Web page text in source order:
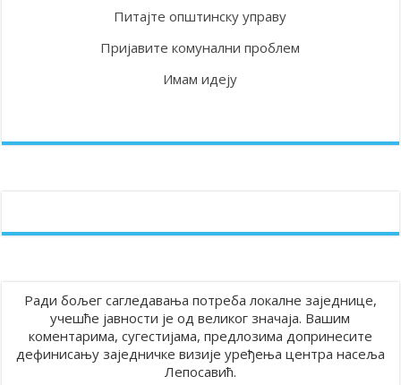
Питајте општинску управу
Пријавите комунални проблем
Имам идеју
Ради бољег сагледавања потреба локалне заједнице,
учешће јавности је од великог значаја. Вашим
коментарима, сугестијама, предлозима допринесите
дефинисању заједничке визије уређења центра насеља
Лепосавић.